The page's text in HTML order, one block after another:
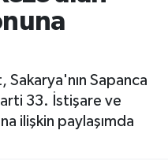
Sakarya'nın Sapanca
33. İstişare ve
ilişkin paylaşımda